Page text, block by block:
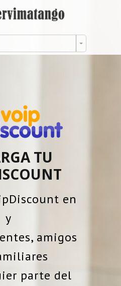
TU
en
y
amigos
parte del